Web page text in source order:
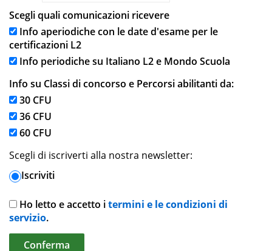
Scegli quali comunicazioni ricevere
Info aperiodiche con le date d'esame per le
certificazioni L2
Info periodiche su Italiano L2 e Mondo Scuola
Info su Classi di concorso e Percorsi abilitanti da:
30 CFU
36 CFU
60 CFU
Scegli di iscriverti alla nostra newsletter:
Iscriviti
Ho letto e accetto itermini e le condizioni di
servizio.